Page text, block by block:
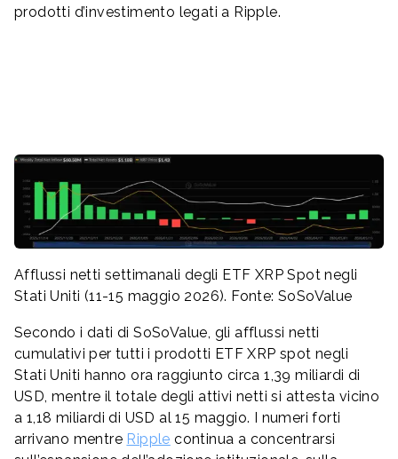
prodotti d’investimento legati a Ripple.
Afflussi netti settimanali degli ETF XRP Spot negli
Stati Uniti (11-15 maggio 2026). Fonte: SoSoValue
Secondo i dati di SoSoValue, gli afflussi netti
cumulativi per tutti i prodotti ETF XRP spot negli
Stati Uniti hanno ora raggiunto circa 1,39 miliardi di
USD, mentre il totale degli attivi netti si attesta vicino
a 1,18 miliardi di USD al 15 maggio. I numeri forti
arrivano mentre Ripple continua a concentrarsi